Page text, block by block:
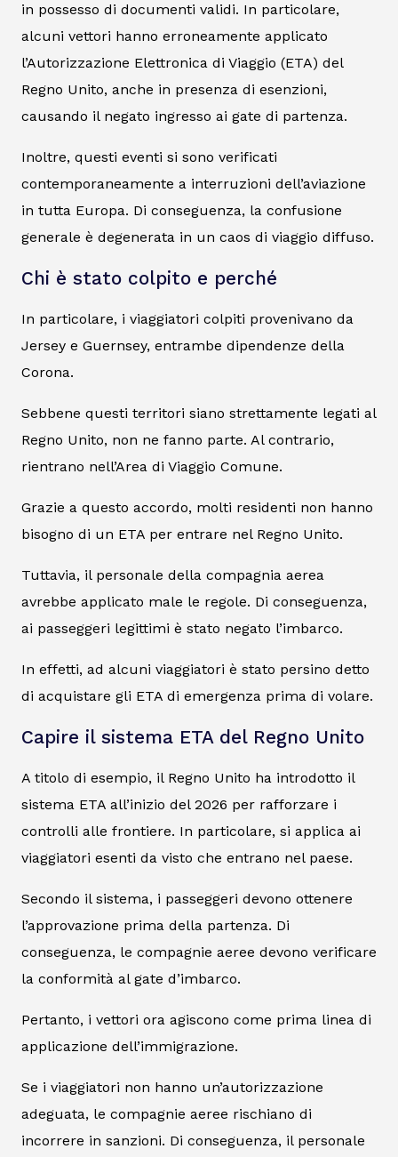
in possesso di documenti validi. In particolare,
alcuni vettori hanno erroneamente applicato
l’Autorizzazione Elettronica di Viaggio (ETA) del
Regno Unito, anche in presenza di esenzioni,
causando il negato ingresso ai gate di partenza.
Inoltre, questi eventi si sono verificati
contemporaneamente a interruzioni dell’aviazione
in tutta Europa. Di conseguenza, la confusione
generale è degenerata in un caos di viaggio diffuso.
Chi è stato colpito e perché
In particolare, i viaggiatori colpiti provenivano da
Jersey e Guernsey, entrambe dipendenze della
Corona.
Sebbene questi territori siano strettamente legati al
Regno Unito, non ne fanno parte. Al contrario,
rientrano nell’Area di Viaggio Comune.
Grazie a questo accordo, molti residenti non hanno
bisogno di un ETA per entrare nel Regno Unito.
Tuttavia, il personale della compagnia aerea
avrebbe applicato male le regole. Di conseguenza,
ai passeggeri legittimi è stato negato l’imbarco.
In effetti, ad alcuni viaggiatori è stato persino detto
di acquistare gli ETA di emergenza prima di volare.
Capire il sistema ETA del Regno Unito
A titolo di esempio, il Regno Unito ha introdotto il
sistema ETA all’inizio del 2026 per rafforzare i
controlli alle frontiere. In particolare, si applica ai
viaggiatori esenti da visto che entrano nel paese.
Secondo il sistema, i passeggeri devono ottenere
l’approvazione prima della partenza. Di
conseguenza, le compagnie aeree devono verificare
la conformità al gate d’imbarco.
Pertanto, i vettori ora agiscono come prima linea di
applicazione dell’immigrazione.
Se i viaggiatori non hanno un’autorizzazione
adeguata, le compagnie aeree rischiano di
incorrere in sanzioni. Di conseguenza, il personale